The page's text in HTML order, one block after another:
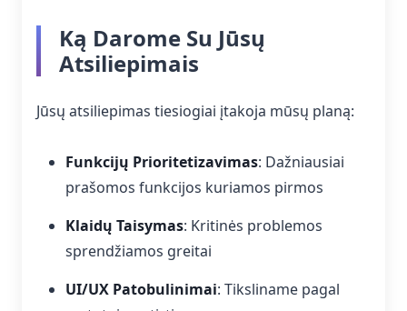
Ką Darome Su Jūsų
Atsiliepimais
Jūsų atsiliepimas tiesiogiai įtakoja mūsų planą:
Funkcijų Prioritetizavimas: Dažniausiai
prašomos funkcijos kuriamos pirmos
Klaidų Taisymas: Kritinės problemos
sprendžiamos greitai
UI/UX Patobulinimai: Tiksliname pagal